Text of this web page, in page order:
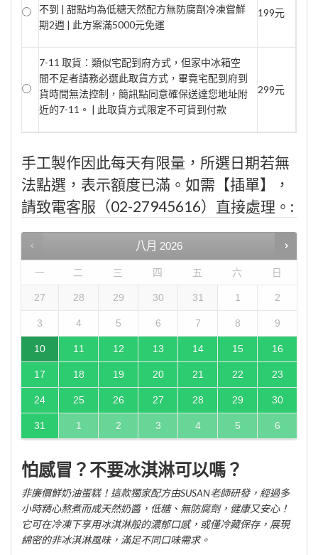
不到 | 甜點均為低糖天然配方無防腐劑冷凍嘗鮮
期2週 | 此方案滿5000元免運
199元
7-11 取貨：類似宅配到府方式，但家中冰箱空
間不足者請務必選此取貨方式，畢竟宅配到府到
貨時間無法控制，簡訊點同意確保送達您地址附
近的7-11。 | 此取貨方式限定不可貨到付款
299元
手工製作因此每天有限量，所選日期若無
法點選，表示額度已滿。如需【插單】，
請致電客服（02-27945616）直接處理。:
八月 2026
一 二 三 四 五 六 日
27 28 29 30 31 1 2
3 4 5 6 7 8 9
10 11 12 13 14 15 16
17 18 19 20 21 22 23
24 25 26 27 28 29 30
31 1 2 3 4 5 6
怕感冒？不要冰淇淋可以嗎？
非廉價鮮奶油蛋糕！這款獨家配方由SUSAN老師研發，經過多
小時精心熬煮而成天然奶醬，低糖、無防腐劑，健康又安心！
它可在冷凍下享用冰淇淋般的濃郁口感，或僅冷藏保存，展現
綿密的非冰淇淋風味，滿足不同口味需求。